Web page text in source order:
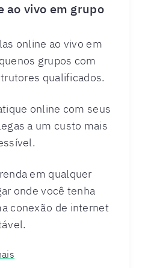
ao vivo em grupo
online ao vivo em
grupos com
qualificados.
online com seus
a um custo mais
em qualquer
onde você tenha
conexão de internet